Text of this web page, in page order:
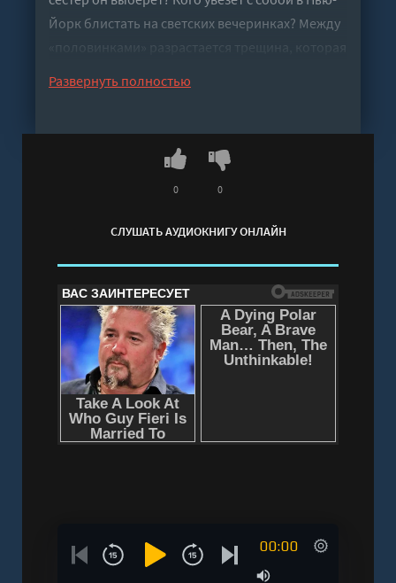
Йорк блистать на светских вечеринках? Между
«половинками» разрастается трещина, которая
покажет, на что одна из них готова пойти ради
Слушать аудиокнигу "Тень моей сестры -
регистрации - полная версия
Развернуть полностью
СЛУШАТЬ АУДИОКНИГУ ОНЛАЙН
0 0
00:00